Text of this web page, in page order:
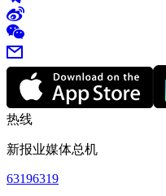
热线
新报业媒体总机
63196319